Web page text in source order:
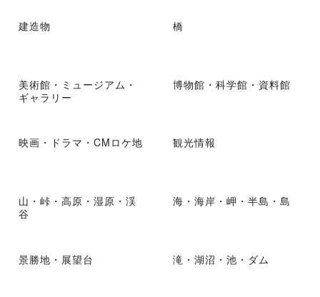
建造物 橋
美術館・ミュージアム・
ギャラリー
博物館・科学館・資料館
映画・ドラマ・CMロケ地 観光情報
山・峠・高原・湿原・渓
谷
海・海岸・岬・半島・島
景勝地・展望台 滝・湖沼・池・ダム